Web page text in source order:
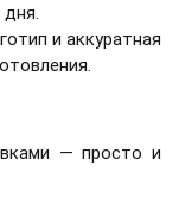
и аккуратная
— просто и